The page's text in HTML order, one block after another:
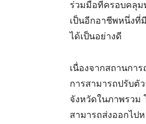
ร่วมมือที่ครอบคลุม
เป็นอีกอาชีพหนึ่งที่
ได้เป็นอย่างดี
เนื่องจากสถานกา
การสามารถปรับตั
จังหวัดในภาพรวม
สามารถส่งออกไป